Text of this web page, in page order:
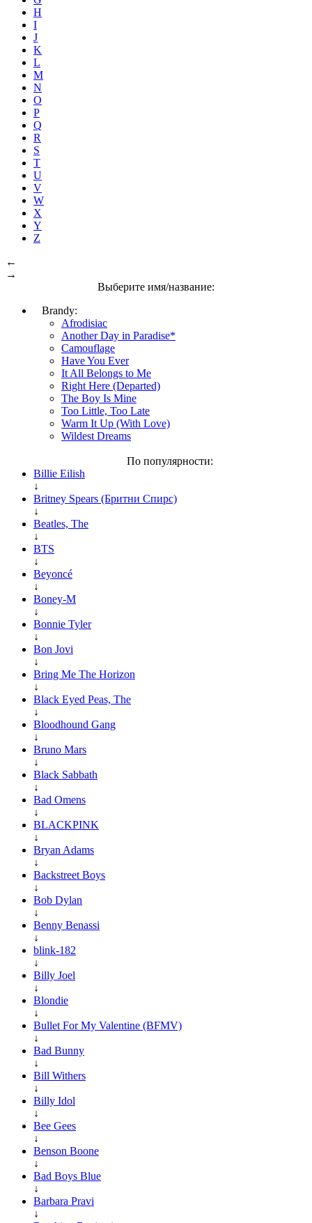
H
I
J
K
L
M
N
O
P
Q
R
S
T
U
V
W
X
Y
Z
←
→
Выберите имя/название:
Brandy:
Afrodisiac
Another Day in Paradise*
Camouflage
Have You Ever
It All Belongs to Me
Right Here (Departed)
The Boy Is Mine
Too Little, Too Late
Warm It Up (With Love)
Wildest Dreams
По популярности:
Billie Eilish
↓
Britney Spears (Бритни Спирс)
↓
Beatles, The
↓
BTS
↓
Beyoncé
↓
Boney-M
↓
Bonnie Tyler
↓
Bon Jovi
↓
Bring Me The Horizon
↓
Black Eyed Peas, The
↓
Bloodhound Gang
↓
Bruno Mars
↓
Black Sabbath
↓
Bad Omens
↓
BLACKPINK
↓
Bryan Adams
↓
Backstreet Boys
↓
Bob Dylan
↓
Benny Benassi
↓
blink-182
↓
Billy Joel
↓
Blondie
↓
Bullet For My Valentine (BFMV)
↓
Bad Bunny
↓
Bill Withers
↓
Billy Idol
↓
Bee Gees
↓
Benson Boone
↓
Bad Boys Blue
↓
Barbara Pravi
↓